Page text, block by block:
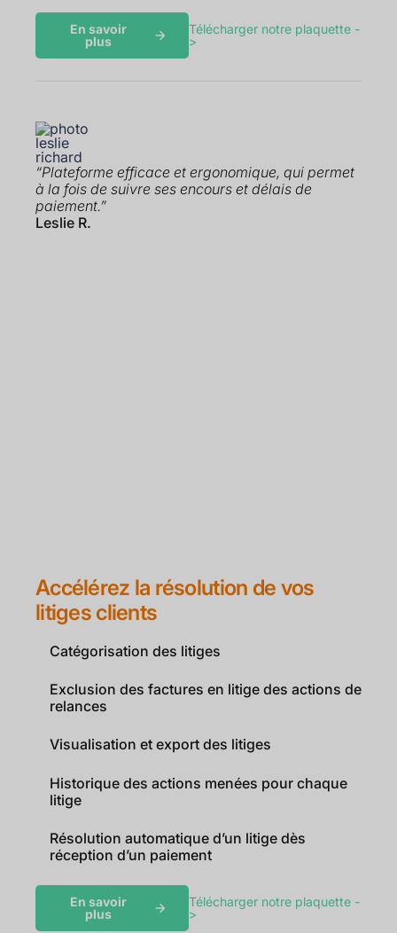
En savoir
plus
Télécharger notre plaquette -
>
“Plateforme efficace et ergonomique, qui permet
à la fois de suivre ses encours et délais de
paiement.”
Leslie R.
Accélérez la résolution de vos
litiges clients
Catégorisation des litiges
Exclusion des factures en litige des actions de
relances
Visualisation et export des litiges
Historique des actions menées pour chaque
litige
Résolution automatique d’un litige dès
réception d’un paiement
En savoir
plus
Télécharger notre plaquette -
>